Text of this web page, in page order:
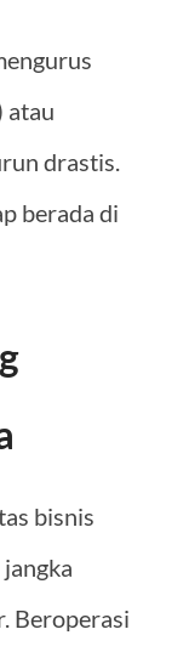
atau
drastis.
berada di
bisnis
Beroperasi